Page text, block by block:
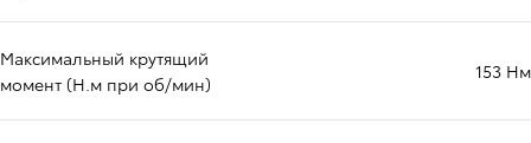
Максимальный крутящий
момент (Н.м при об/мин)
153 Нм